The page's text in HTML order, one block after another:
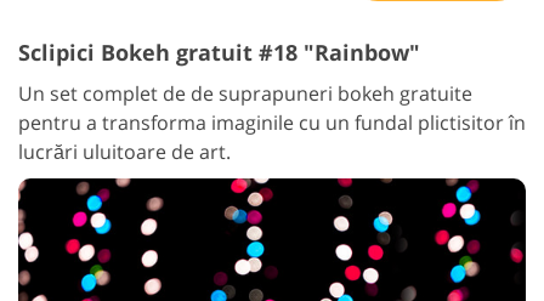
Sclipici Bokeh gratuit #18 "Rainbow"
Un set complet de de suprapuneri bokeh gratuite
pentru a transforma imaginile cu un fundal plictisitor în
lucrări uluitoare de art.